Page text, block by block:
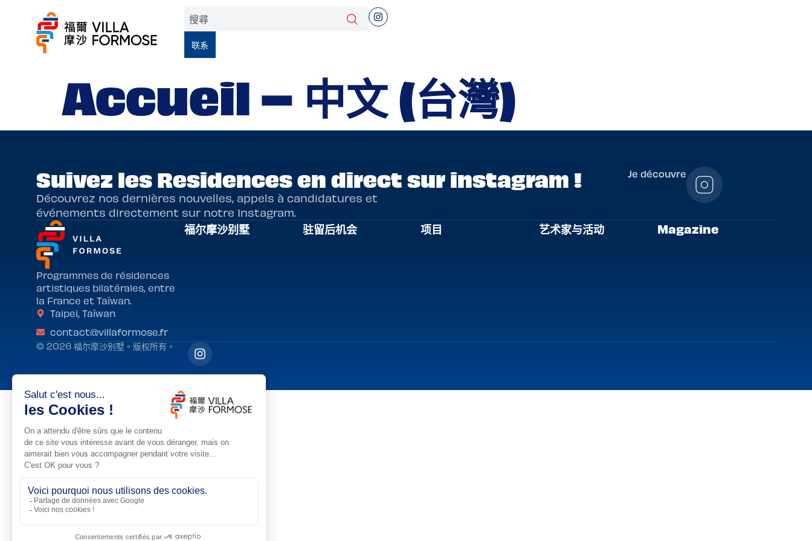
联系
Accueil – 中文 (台灣)
Suivez les Residences en direct sur instagram !
Découvrez nos dernières nouvelles, appels à candidatures et
événements directement sur notre Instagram.
Je découvre
Programmes de résidences
artistiques bilatérales, entre
la France et Taïwan.
Taipei, Taïwan
contact@villaformose.fr
福尔摩沙别墅 驻留后机会 项目 艺术家与活动 Magazine
© 2026 福尔摩沙别墅。版权所有。